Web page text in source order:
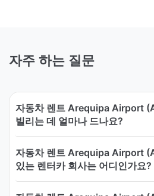
자주 하는 질문
자동차 렌트 Arequipa Airport
빌리는 데 얼마나 드나요?
자동차 렌트 Arequipa Airport
있는 렌터카 회사는 어디인가요?